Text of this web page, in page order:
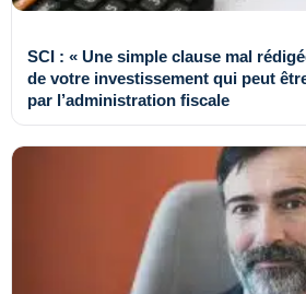
SCI : « Une simple clause mal
de votre investissement qui peut
par l’administration fiscale